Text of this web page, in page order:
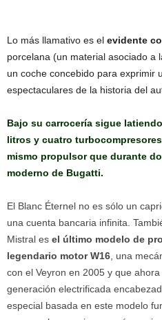
Lo más llamativo es el evidente
porcelana (un material asociado a
un coche concebido para exprimir
espectaculares de la historia del
Bajo su carrocería sigue
litros y cuatro
mismo propulsor que durante
moderno de Bugatti.
El Blanc Éternel no es sólo un
una cuenta bancaria infinita.
Mistral es el último modelo de
legendario motor W16 , una
con el Veyron en 2005 y que
generación electrificada
especial basada en este modelo